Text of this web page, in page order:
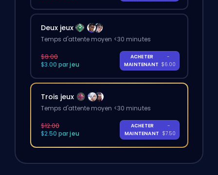
Deux jeux
Temps d'attente moyen <30 minutes
$8.00
$3.00 par jeu
ACHETER
MAINTENANT
-
$6.00
Trois jeux
Temps d'attente moyen <30 minutes
$12.00
$2.50 par jeu
ACHETER
MAINTENANT
-
$7.50